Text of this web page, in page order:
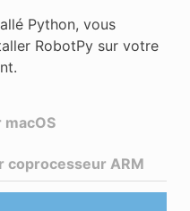
Python, vous
RobotPy sur votre
macOS
coprocesseur ARM